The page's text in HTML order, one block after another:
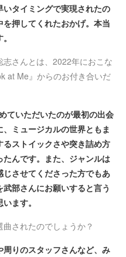
タイミングで実現されたの
押してくれたおかげ。本当
さんとは、2022年におこな
at Me』からのお付き合いだ
ていただいたのが最初の出会
ミュージカルの世界ともま
ストイックさや突き詰め方
んです。また、ジャンルは
させてくださった方でもあ
部さんにお願いすると言う
ます。
されたのでしょうか？
りのスタッフさんなど、み